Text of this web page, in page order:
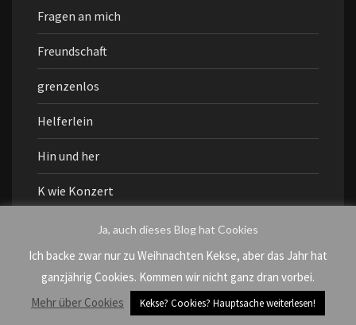
Fragen an mich
Freundschaft
grenzenlos
Helferlein
Hin und her
K wie Konzert
KuKu
Leben mit Kind
Ja, auch dieses Blog hat Cookies
Ich backe zwar nur zu Weihnachten Kekse, aber das Jahr hat
ganzjährig Cookies. Kommen wir nicht ganz dran vorbei.
Mehr über Cookies
Kekse? Cookies? Hauptsache weiterlesen!